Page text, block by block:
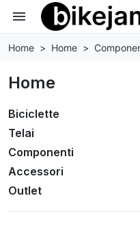
menu
Home Home
Home
Biciclette
Telai
Componenti
Accessori
Outlet